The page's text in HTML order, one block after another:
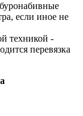
если иное не
техникой -
перевязка